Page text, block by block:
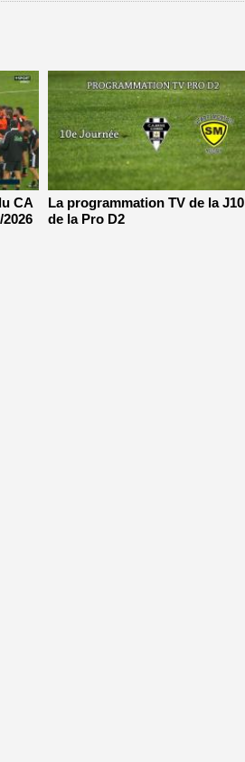
CA
La programmation TV de la J10
de la Pro D2